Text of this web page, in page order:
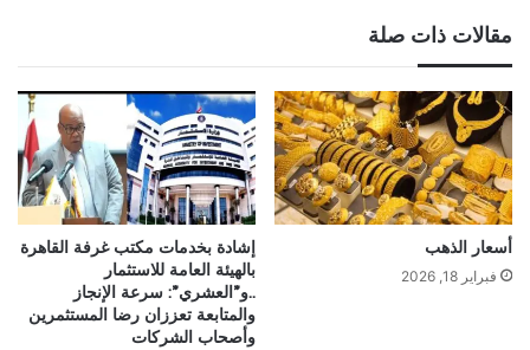
مقالات ذات صلة
أسعار الذهب
فبراير 18, 2026
إشادة بخدمات مكتب غرفة القاهرة
بالهيئة العامة للاستثمار
..و”العشري”: سرعة الإنجاز
والمتابعة تعززان رضا المستثمرين
وأصحاب الشركات